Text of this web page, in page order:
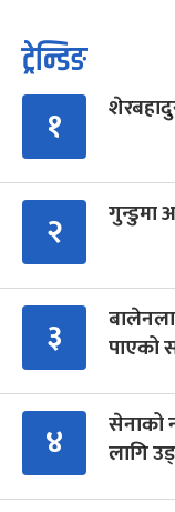
ट्रेन्डिङ
१
२ गुन्डुमा
३
पाएको
४
सेनाको
लागि